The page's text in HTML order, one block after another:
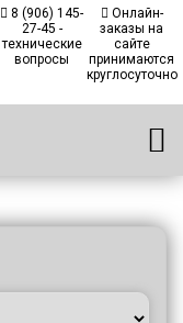
8 (906) 145-
27-45 -
технические
вопросы
Онлайн-
заказы на
сайте
принимаются
круглосуточно